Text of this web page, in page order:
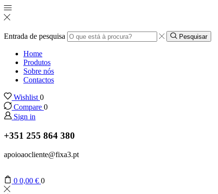
Entrada de pesquisa Pesquisar
Home
Produtos
Sobre nós
Contactos
Wishlist 0
Compare 0
Sign in
+351 255 864 380
apoioaocliente@fixa3.pt
0 0,00 € 0